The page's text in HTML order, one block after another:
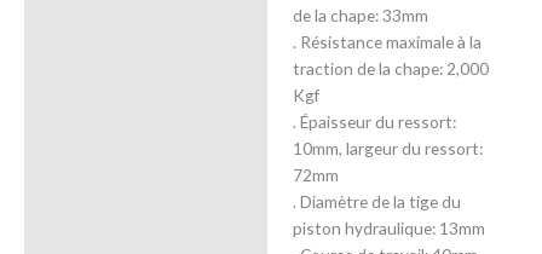
de la chape: 33mm
. Résistance maximale à la
traction de la chape: 2,000
Kgf
. Épaisseur du ressort:
10mm, largeur du ressort:
72mm
. Diamètre de la tige du
piston hydraulique: 13mm